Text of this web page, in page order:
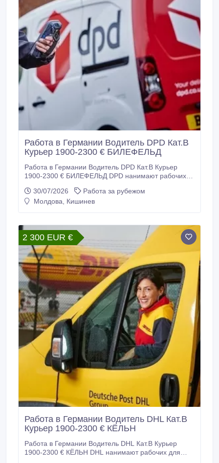
Работа в Германии Водитель DPD Кат.В
Курьер 1900-2300 € БИЛЕФЕЛЬД
Работа в Германии Водитель DPD Кат.В Курьер
1900-2300 € БИЛЕФЕЛЬД DPD нанимают рабочих
курьеры категории В для доставки посылок.
Требования: - Возраст до 45 лет - Физически
30/07/2026
Работа за рубежом
Молдова, Кишинев
2 300 EUR €
Работа в Германии Водитель DHL Кат.В
Курьер 1900-2300 € КЁЛЬН
Работа в Германии Водитель DHL Кат.В Курьер
1900-2300 € КЁЛЬН DHL нанимают рабочих для